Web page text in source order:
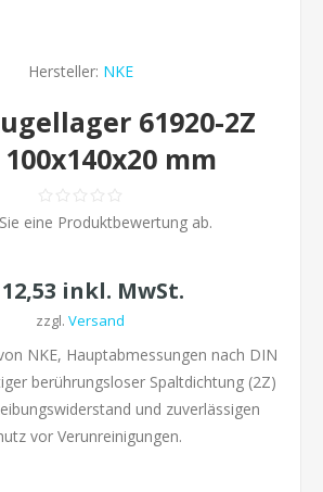
Hersteller: NKE
61920-2Z
100x140x20 mm
eine Produktbewertung ab.
inkl. MwSt.
zzgl. Versand
NKE, Hauptabmessungen nach DIN
berührungsloser Spaltdichtung (2Z)
und zuverlässigen
vor Verunreinigungen.